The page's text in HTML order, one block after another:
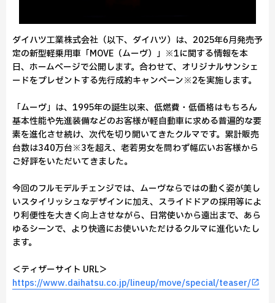
ダイハツ工業株式会社（以下、ダイハツ）は、2025年6月発売予
定の新型軽乗用車「MOVE（ムーヴ）」※1に関する情報を本
日、ホームページで公開します。合わせて、オリジナルサンシェ
ードをプレゼントする先行成約キャンペーン※2を実施します。
「ムーヴ」は、1995年の誕生以来、低燃費・低価格はもちろん
基本性能や先進装備などのお客様が軽自動車に求める普遍的な要
素を進化させ続け、次代を切り開いてきたクルマです。累計販売
台数は340万台※3を超え、老若男女を問わず幅広いお客様から
ご好評をいただいてきました。
今回のフルモデルチェンジでは、ムーヴならではの動く姿が美し
いスタイリッシュなデザインに加え、スライドドアの採用等によ
り利便性を大きく向上させながら、日常使いから遠出まで、あら
ゆるシーンで、より快適にお使いいただけるクルマに進化いたし
ます。
＜ティザーサイト URL＞
https://www.daihatsu.co.jp/lineup/move/special/teaser/